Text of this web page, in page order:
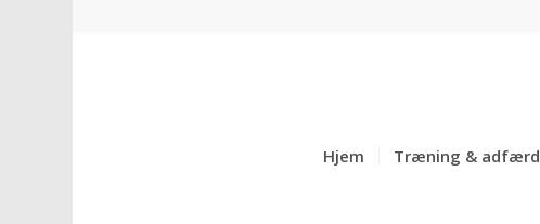
Hjem Træning & adfærd